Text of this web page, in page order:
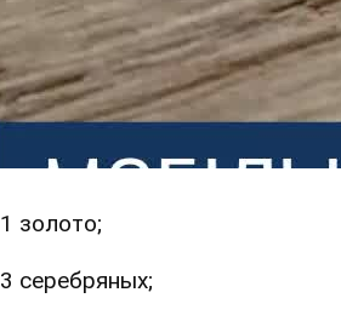
1 золото;
3 серебряных;